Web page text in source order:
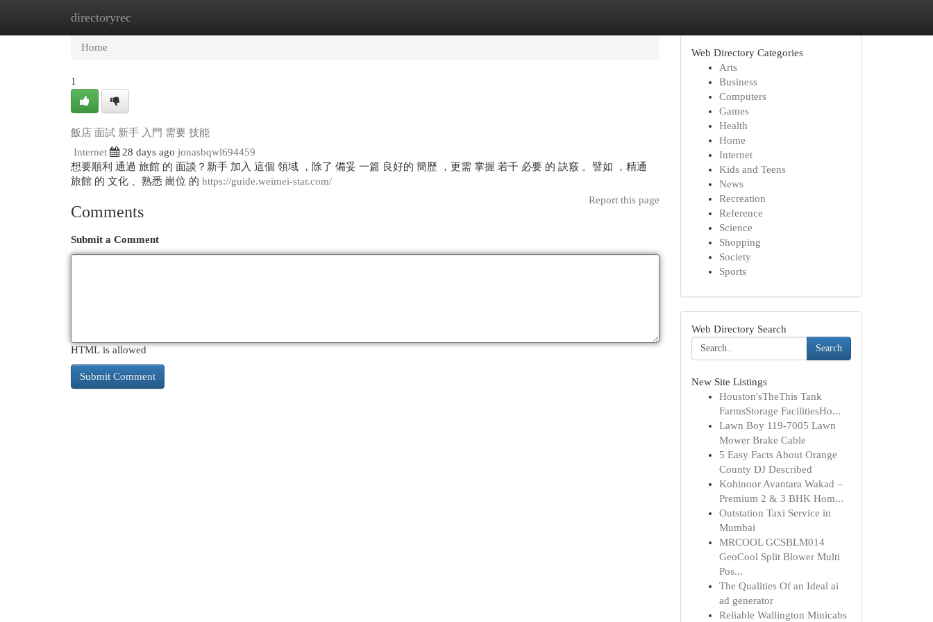
directoryrec
Home
Home
1
飯店 面試 新手 入門 需要 技能
Internet
28 days ago jonasbqwl694459
想要順利 通過 旅館 的 面談？新手 加入 這個 領域 ，除了 備妥 一篇 良好的 簡歷 ，更需 掌握 若干 必要 的 訣竅 。譬如 ，精通
旅館 的 文化 、熟悉 崗位 的 https://guide.weimei-star.com/
Report this page
Comments
Submit a Comment
HTML is allowed
Web Directory Categories
Arts
Business
Computers
Games
Health
Home
Internet
Kids and Teens
News
Recreation
Reference
Science
Shopping
Society
Sports
Web Directory Search
Search
New Site Listings
Houston'sTheThis Tank
FarmsStorage FacilitiesHo...
Lawn Boy 119-7005 Lawn
Mower Brake Cable
5 Easy Facts About Orange
County DJ Described
Kohinoor Avantara Wakad –
Premium 2 & 3 BHK Hom...
Outstation Taxi Service in
Mumbai
MRCOOL GCSBLM014
GeoCool Split Blower Multi
Pos...
The Qualities Of an Ideal ai
ad generator
Reliable Wallington Minicabs